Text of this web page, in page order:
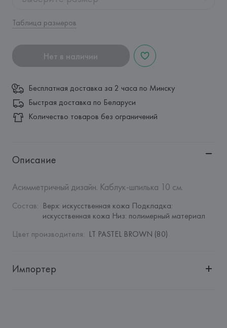
Таблица размеров
Нет в наличии
Бесплатная доставка за 2 часа по Минску
Быстрая доставка по Беларуси
Количество товаров без ограничений
Описание
Асимметричный дизайн. Каблук-шпилька 10 см.
Состав: Верх: искусственная кожа Подкладка:
искусственная кожа Низ: полимерный материал
Цвет производителя: LT PASTEL BROWN (80)
Импортер